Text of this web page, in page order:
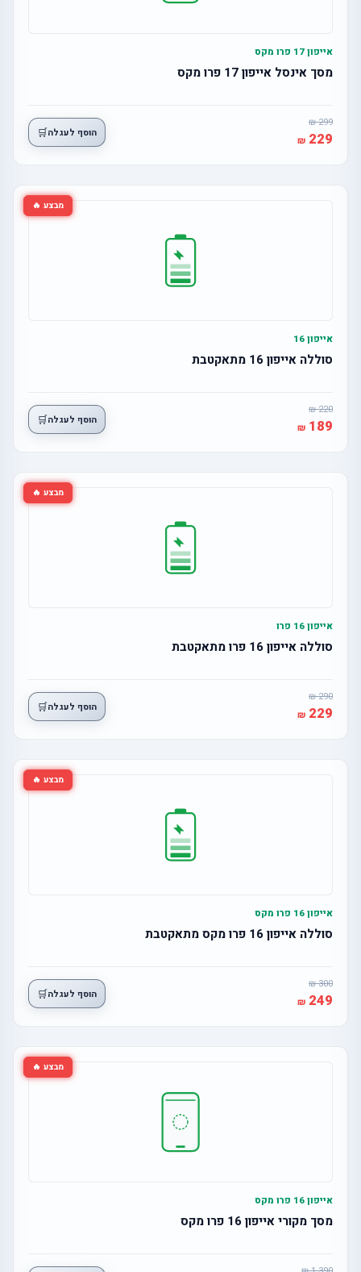
אייפון 17 פרו מקס
מסך אינסל אייפון 17 פרו מקס
299
229 הוסף לעגלה🛒
מבצע 🔥
אייפון 16
סוללה אייפון 16 מתאקטבת
220
189 הוסף לעגלה🛒
מבצע 🔥
אייפון 16 פרו
סוללה אייפון 16 פרו מתאקטבת
290
229 הוסף לעגלה🛒
מבצע 🔥
אייפון 16 פרו מקס
סוללה אייפון 16 פרו מקס מתאקטבת
300
249 הוסף לעגלה🛒
מבצע 🔥
אייפון 16 פרו מקס
מסך מקורי אייפון 16 פרו מקס